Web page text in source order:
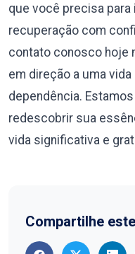
que você precisa para
recuperação com
contato conosco hoje
em direção a uma
dependência.
redescobrir sua
vida significativa e
Compartilhe